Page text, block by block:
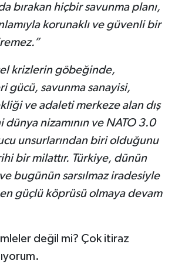
bırakan hiçbir savunma planı,
korunaklı ve güvenli bir
krizlerin göbeğinde,
gücü, savunma sanayisi,
ve adaleti merkeze alan dış
dünya nizamının ve NATO 3.0
unsurlarından biri olduğunu
bir milattır. Türkiye, dünün
bugünün sarsılmaz iradesiyle
en güçlü köprüsü olmaya devam
değil mi? Çok itiraz